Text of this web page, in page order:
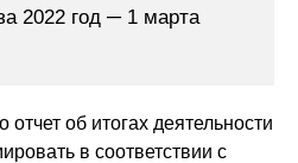
2022 год ─ 1 марта
об итогах деятельности
в соответствии с